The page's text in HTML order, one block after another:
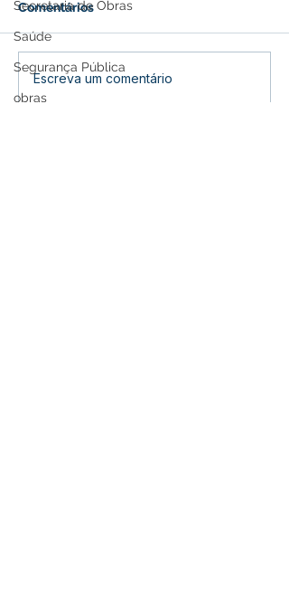
Secretaria de Obras
Saúde
Segurança Pública
obras
Prefeitura de Feijó Abre
Comentários
Escreva um comentário